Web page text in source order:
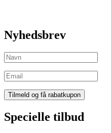
Nyhedsbrev
Specielle tilbud